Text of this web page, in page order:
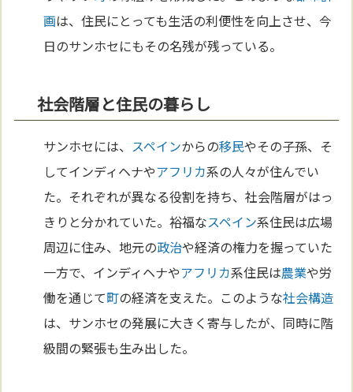
画は、住民にとっても生活の利便性を向上させ、今
日のサンホセにもその名残が残っている。
社会階層と住民の暮らし
サンホセには、 スペインからの移民やその子孫、そ
してインディヘナやアフリカ系の人々が住んでい
た。それぞれが異なる役割を持ち、社会階層がはっ
きりと分かれていた。裕福なスペイン系住民は広場
周辺に住み、地元の政治や経済の権力を握っていた
一方で、インディヘナやアフリカ系住民は農業や労
働を通じて町の経済を支えた。このような社会構造
は、サンホセの発展に大きく寄与したが、同時に階
級間の緊張も生み出した。